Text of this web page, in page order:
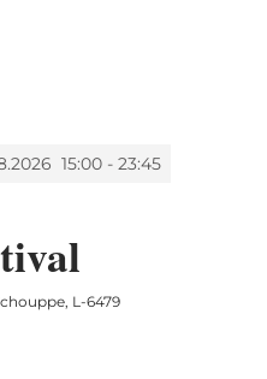
15:00 - 23:45
L-6479